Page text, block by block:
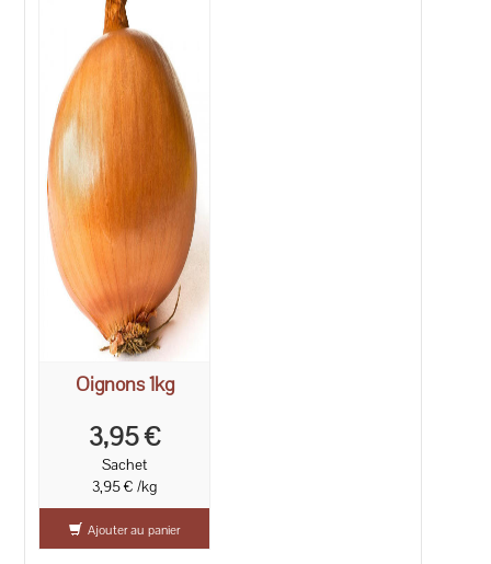
Oignons 1kg
3,95 €
Sachet
3,95 € /kg
Ajouter au panier